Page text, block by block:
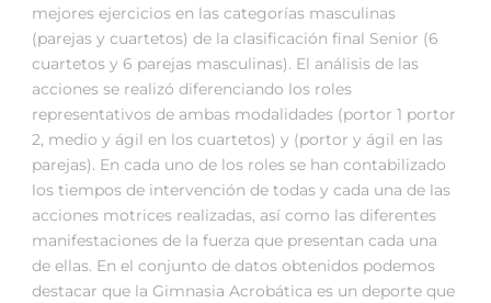
mejores ejercicios en las categorías masculinas
(parejas y cuartetos) de la clasificación final Senior (6
cuartetos y 6 parejas masculinas). El análisis de las
acciones se realizó diferenciando los roles
representativos de ambas modalidades (portor 1 portor
2, medio y ágil en los cuartetos) y (portor y ágil en las
parejas). En cada uno de los roles se han contabilizado
los tiempos de intervención de todas y cada una de las
acciones motrices realizadas, así como las diferentes
manifestaciones de la fuerza que presentan cada una
de ellas. En el conjunto de datos obtenidos podemos
destacar que la Gimnasia Acrobática es un deporte que